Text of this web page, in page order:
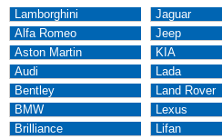
Lamborghini
Alfa Romeo
Aston Martin
Audi
Bentley
BMW
Brilliance
Jaguar
Jeep
KIA
Lada
Land Rover
Lexus
Lifan